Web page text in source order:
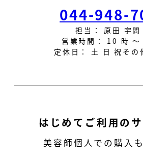
044-948-
担当： 原田 宇問
営業時間： 10 時
定休日： 土 日 祝その
はじめてご利用の
美容師個人での購入